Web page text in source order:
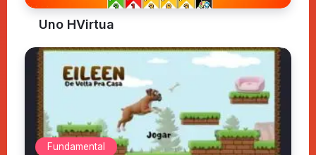
Uno HVirtua
Fundamental